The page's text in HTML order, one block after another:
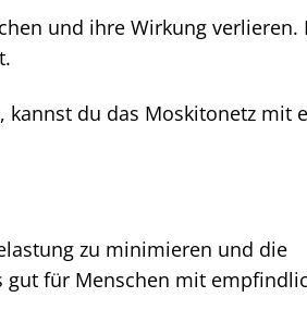
und ihre Wirkung verlieren.
kannst du das Moskitonetz mit
zu minimieren und die
für Menschen mit